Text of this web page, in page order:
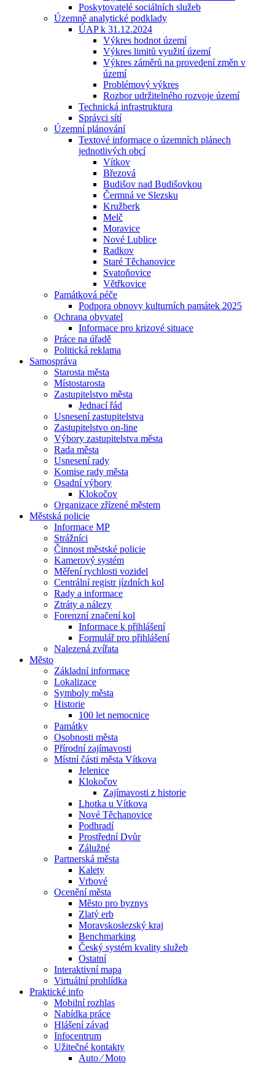
Poskytovatelé sociálních služeb
Územně analytické podklady
ÚAP k 31.12.2024
Výkres hodnot území
Výkres limitů využití území
Výkres záměrů na provedení změn v
území
Problémový výkres
Rozbor udržitelného rozvoje území
Technická infrastruktura
Správci sítí
Územní plánování
Textové informace o územních plánech
jednotlivých obcí
Vítkov
Březová
Budišov nad Budišovkou
Čermná ve Slezsku
Kružberk
Melč
Moravice
Nové Lublice
Radkov
Staré Těchanovice
Svatoňovice
Větřkovice
Památková péče
Podpora obnovy kulturních památek 2025
Ochrana obyvatel
Informace pro krizové situace
Práce na úřadě
Politická reklama
Samospráva
Starosta města
Místostarosta
Zastupitelstvo města
Jednací řád
Usnesení zastupitelstva
Zastupitelstvo on-line
Výbory zastupitelstva města
Rada města
Usnesení rady
Komise rady města
Osadní výbory
Klokočov
Organizace zřízené městem
Městská policie
Informace MP
Strážníci
Činnost městské policie
Kamerový systém
Měření rychlosti vozidel
Centrální registr jízdních kol
Rady a informace
Ztráty a nálezy
Forenzní značení kol
Informace k přihlášení
Formulář pro přihlášení
Nalezená zvířata
Město
Základní informace
Lokalizace
Symboly města
Historie
100 let nemocnice
Památky
Osobnosti města
Přírodní zajímavosti
Místní části města Vítkova
Jelenice
Klokočov
Zajímavosti z historie
Lhotka u Vítkova
Nové Těchanovice
Podhradí
Prostřední Dvůr
Zálužné
Partnerská města
Kalety
Vrbové
Ocenění města
Město pro byznys
Zlatý erb
Moravskoslezský kraj
Benchmarking
Český systém kvality služeb
Ostatní
Interaktivní mapa
Virtuální prohlídka
Praktické info
Mobilní rozhlas
Nabídka práce
Hlášení závad
Infocentrum
Užitečné kontakty
Auto ⁄ Moto